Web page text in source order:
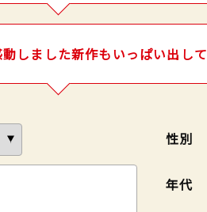
しました新作もいっぱい出して
性別
年代